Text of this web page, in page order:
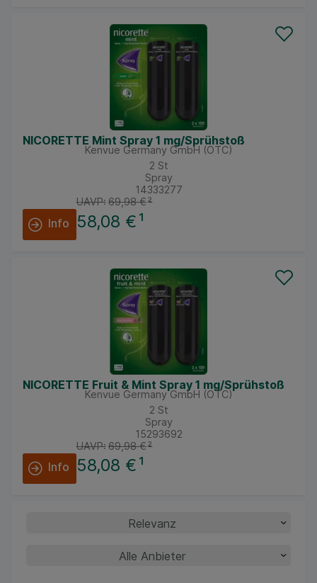
NICORETTE Mint Spray 1 mg/Sprühstoß
Kenvue Germany GmbH (OTC)
2 St
Spray
14333277
Info 58,08 €¹
UAVP: 69,98 €²
NICORETTE Fruit & Mint Spray 1 mg/Sprühstoß
Kenvue Germany GmbH (OTC)
2 St
Spray
15293692
Info 58,08 €¹
UAVP: 69,98 €²